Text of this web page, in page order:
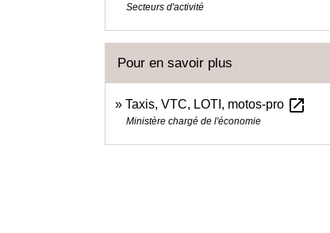
Secteurs d'activité
Pour en savoir plus
Taxis, VTC, LOTI, motos-pro open_in_new
Ministère chargé de l'économie